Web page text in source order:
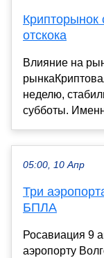
Крипторынок
отскока
Влияние на
неделю,
субботы.
05:00, 10 Апр
Три
БПЛА
Росавиация 9
аэропорту